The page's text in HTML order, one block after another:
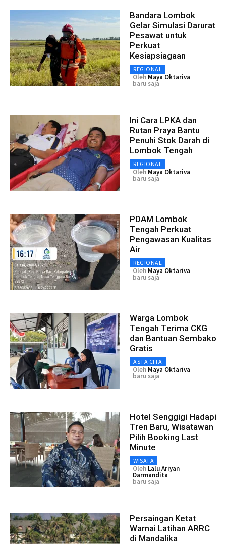
Bandara Lombok
Gelar Simulasi Darurat
Pesawat untuk
Perkuat
Kesiapsiagaan
REGIONAL
Oleh Maya Oktariva
baru saja
Ini Cara LPKA dan
Rutan Praya Bantu
Penuhi Stok Darah di
Lombok Tengah
REGIONAL
Oleh Maya Oktariva
baru saja
PDAM Lombok
Tengah Perkuat
Pengawasan Kualitas
Air
REGIONAL
Oleh Maya Oktariva
baru saja
Warga Lombok
Tengah Terima CKG
dan Bantuan Sembako
Gratis
ASTA CITA
Oleh Maya Oktariva
baru saja
Hotel Senggigi Hadapi
Tren Baru, Wisatawan
Pilih Booking Last
Minute
WISATA
Oleh Lalu Ariyan
Darmandita
baru saja
Persaingan Ketat
Warnai Latihan ARRC
di Mandalika